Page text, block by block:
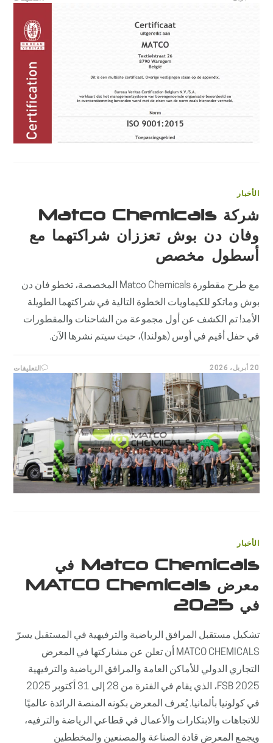
تجديد
الأيزو
9001
بنجاح
مغلقة
الأخبار
شركة Matco Chemicals
وفان دن بوش تعززان شراكتهما مع
أسطول مخصص
مع طرح مقطورة Matco Chemicals المخصصة، تخطو فان دن
بوش وماتكو للكيماويات الخطوة التالية في شراكتهما الطويلة
الأمد! تم الكشف عن أول مجموعة من الشاحنات والمقطورات
في حفل أقيم في أوس (هولندا)، حيث سيتم نشرها الآن.
التعليقاتعلى
شركة
بوش
تعززان
مع
مغلقة
الأخبار
Matco Chemicals في
معرض MATCO Chemicals
في 2025
تشكيل مستقبل المرافق الرياضية والترفيهية في المستقبل يسرّ
MATCO CHEMICALS أن تعلن عن مشاركتها في المعرض
التجاري الدولي للأماكن العامة والمرافق الرياضية والترفيهية
FSB 2025، الذي يقام في الفترة من 28 إلى 31 أكتوبر 2025
في كولونيا بألمانيا. يُعرف المعرض بكونه المنصة الرائدة عالميًا
للاتجاهات والابتكارات والأعمال في قطاعي الرياضة والترفيه،
ويجمع المعرض قادة الصناعة والمصنعين والمخططين